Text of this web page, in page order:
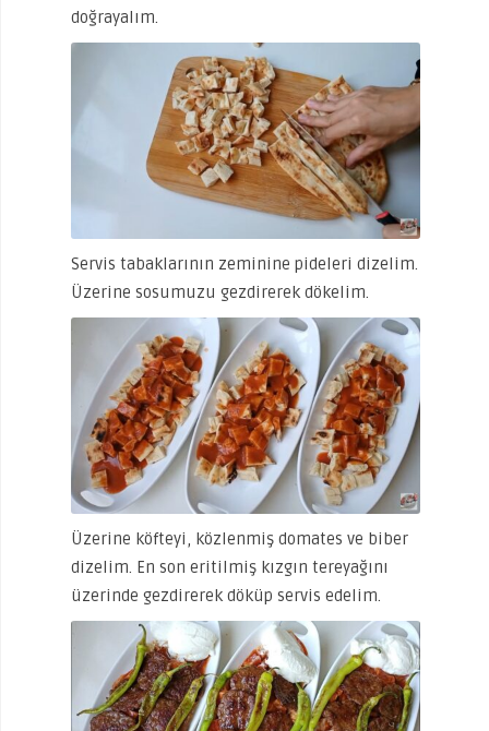
doğrayalım.
Servis tabaklarının zeminine pideleri dizelim.
Üzerine sosumuzu gezdirerek dökelim.
Üzerine köfteyi, közlenmiş domates ve biber
dizelim. En son eritilmiş kızgın tereyağını
üzerinde gezdirerek döküp servis edelim.